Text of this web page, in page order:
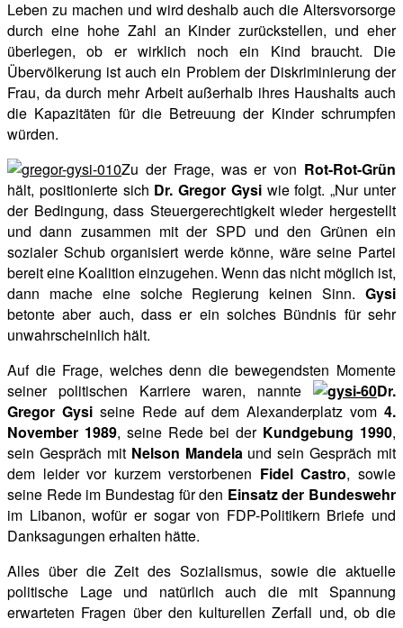
Leben zu machen und wird deshalb auch die Altersvorsorge
durch eine hohe Zahl an Kinder zurückstellen, und eher
überlegen, ob er wirklich noch ein Kind braucht. Die
Übervölkerung ist auch ein Problem der Diskriminierung der
Frau, da durch mehr Arbeit außerhalb ihres Haushalts auch
die Kapazitäten für die Betreuung der Kinder schrumpfen
würden.
Zu der Frage, was er von Rot-Rot-Grün
hält, positionierte sich Dr. Gregor Gysiwie folgt. „Nur unter
der Bedingung, dass Steuergerechtigkeit wieder hergestellt
und dann zusammen mit der SPD und den Grünen ein
sozialer Schub organisiert werde könne, wäre seine Partei
bereit eine Koalition einzugehen. Wenn das nicht möglich ist,
dann mache eine solche Regierung keinen Sinn. Gysi
betonte aber auch, dass er ein solches Bündnis für sehr
unwahrscheinlich hält.
Auf die Frage, welches denn die bewegendsten Momente
seiner politischen Karriere waren, nannte
Dr.
Gregor Gysi seine Rede auf dem Alexanderplatz vom 4.
November 1989, seine Rede bei der Kundgebung 1990,
sein Gespräch mit Nelson Mandelaund sein Gespräch mit
dem leider vor kurzem verstorbenen Fidel Castro, sowie
seine Rede im Bundestag für den Einsatz der Bundeswehr
im Libanon, wofür er sogar von FDP-Politikern Briefe und
Danksagungen erhalten hätte.
Alles über die Zeit des Sozialismus, sowie die aktuelle
politische Lage und natürlich auch die mit Spannung
erwarteten Fragen über den kulturellen Zerfall und, ob die